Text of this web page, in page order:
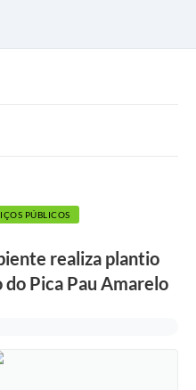
PÚBLICOS
realiza plantio
Pica Pau Amarelo